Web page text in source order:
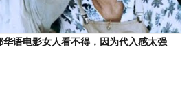
华语电影女人看不得，因为代入感太强